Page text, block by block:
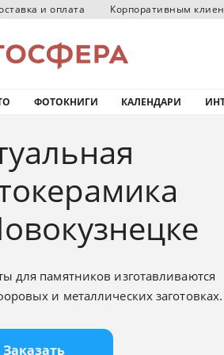
и оплата Корпоративным
ФОТОКНИГИ КАЛЕНДАРИ
для памятников изготавливаются
и металлических заготовках.
Заказать